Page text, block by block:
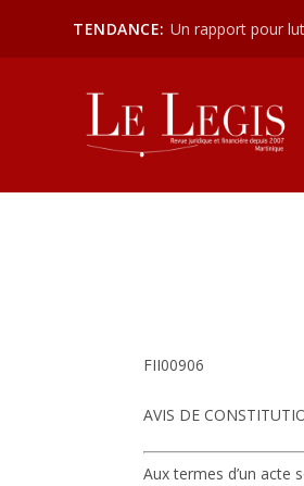
TENDANCE: Un rapport pour
FII00906
AVIS DE
Aux termes d’un acte